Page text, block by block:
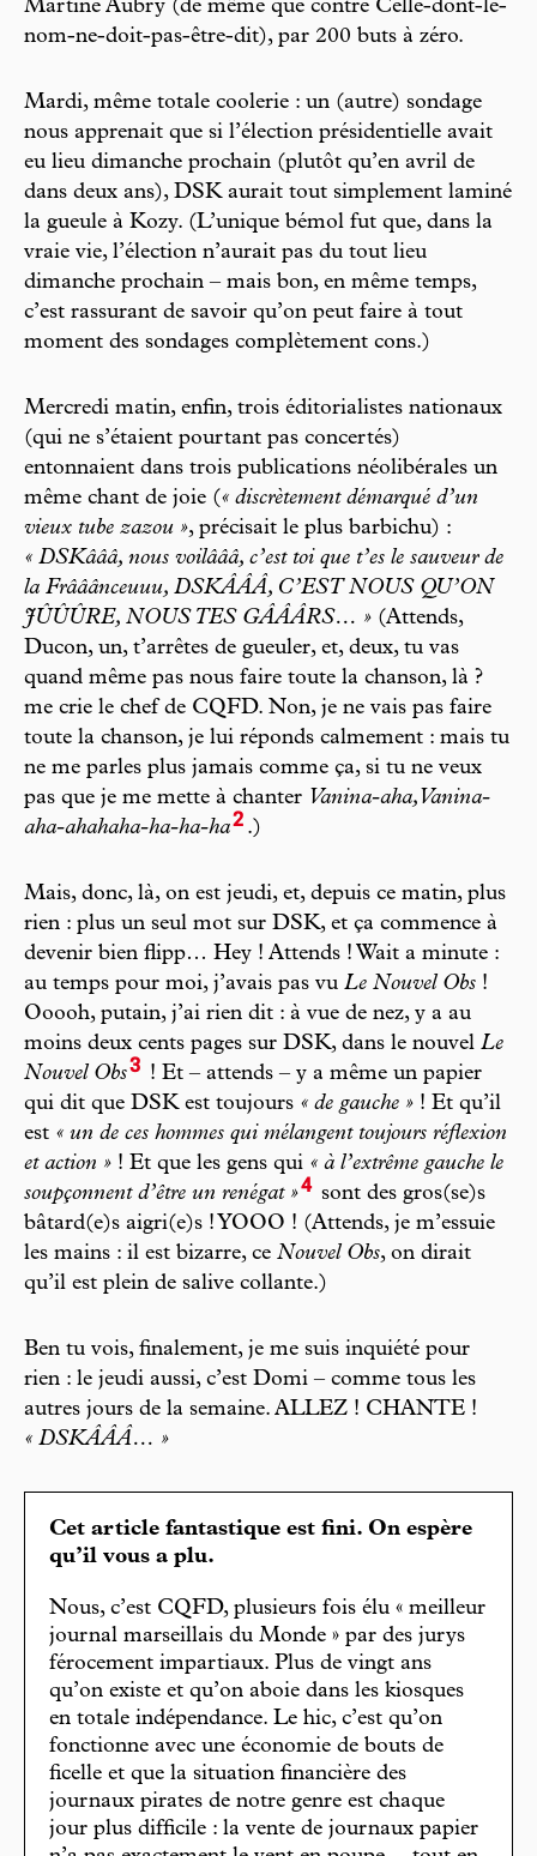
Martine Aubry (de même que contre Celle-dont-le-
nom-ne-doit-pas-être-dit), par 200 buts à zéro.
Mardi, même totale coolerie : un (autre) sondage
nous apprenait que si l’élection présidentielle avait
eu lieu dimanche prochain (plutôt qu’en avril de
dans deux ans), DSK aurait tout simplement laminé
la gueule à Kozy. (L’unique bémol fut que, dans la
vraie vie, l’élection n’aurait pas du tout lieu
dimanche prochain – mais bon, en même temps,
c’est rassurant de savoir qu’on peut faire à tout
moment des sondages complètement cons.)
Mercredi matin, enfin, trois éditorialistes nationaux
(qui ne s’étaient pourtant pas concertés)
entonnaient dans trois publications néolibérales un
même chant de joie (« discrètement démarqué d’un
vieux tube zazou », précisait le plus barbichu) :
« DSKâââ, nous voilâââ, c’est toi que t’es le sauveur de
la Frââânceuuu, DSKÂÂÂ, C’EST NOUS QU’ON
JÛÛÛRE, NOUS TES GÂÂÂRS… » (Attends,
Ducon, un, t’arrêtes de gueuler, et, deux, tu vas
quand même pas nous faire toute la chanson, là ?
me crie le chef de CQFD. Non, je ne vais pas faire
toute la chanson, je lui réponds calmement : mais tu
ne me parles plus jamais comme ça, si tu ne veux
pas que je me mette à chanter Vanina-aha, Vanina-
aha-ahahaha-ha-ha-ha2 .)
Mais, donc, là, on est jeudi, et, depuis ce matin, plus
rien : plus un seul mot sur DSK, et ça commence à
devenir bien flipp… Hey ! Attends ! Wait a minute :
au temps pour moi, j’avais pas vu Le Nouvel Obs !
Ooooh, putain, j’ai rien dit : à vue de nez, y a au
moins deux cents pages sur DSK, dans le nouvel Le
Nouvel Obs3 ! Et – attends – y a même un papier
qui dit que DSK est toujours « de gauche » ! Et qu’il
est « un de ces hommes qui mélangent toujours réflexion
et action » ! Et que les gens qui « à l’extrême gauche le
soupçonnent d’être un renégat »4 sont des gros(se)s
bâtard(e)s aigri(e)s ! YOOO ! (Attends, je m’essuie
les mains : il est bizarre, ce Nouvel Obs, on dirait
qu’il est plein de salive collante.)
Ben tu vois, finalement, je me suis inquiété pour
rien : le jeudi aussi, c’est Domi – comme tous les
autres jours de la semaine. ALLEZ ! CHANTE !
« DSKÂÂÂ… »
Cet article fantastique est fini. On espère
qu’il vous a plu.
Nous, c’est CQFD, plusieurs fois élu « meilleur
journal marseillais du Monde » par des jurys
férocement impartiaux. Plus de vingt ans
qu’on existe et qu’on aboie dans les kiosques
en totale indépendance. Le hic, c’est qu’on
fonctionne avec une économie de bouts de
ficelle et que la situation financière des
journaux pirates de notre genre est chaque
jour plus difficile : la vente de journaux papier